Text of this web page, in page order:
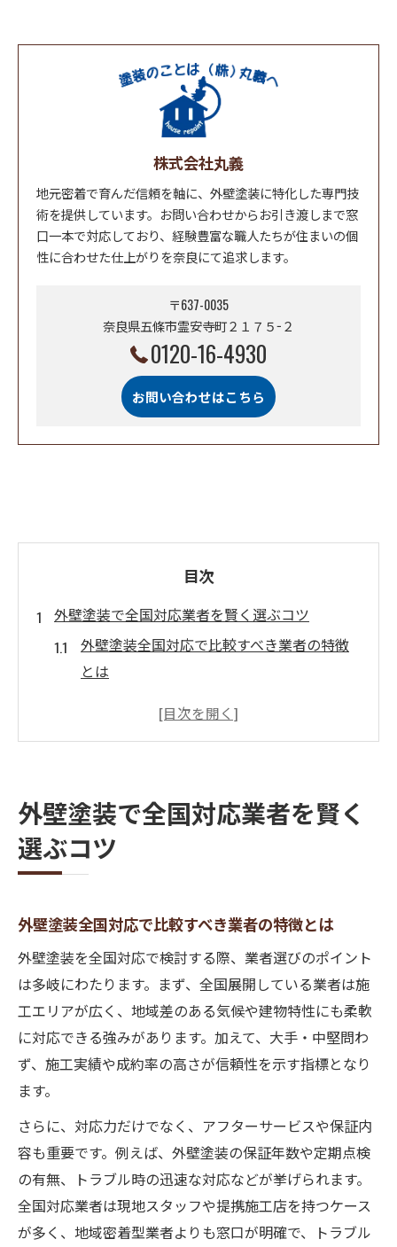
株式会社丸義
地元密着で育んだ信頼を軸に、外壁塗装に特化した専門技
術を提供しています。お問い合わせからお引き渡しまで窓
口一本で対応しており、経験豊富な職人たちが住まいの個
性に合わせた仕上がりを奈良にて追求します。
〒637-0035
奈良県五條市霊安寺町２１７５−２
0120-16-4930
お問い合わせはこちら
目次
外壁塗装で全国対応業者を賢く選ぶコツ
外壁塗装全国対応で比較すべき業者の特徴
とは
外壁塗装で信頼される全国対応の選び方ガ
外壁塗装の窓口を使った全国対応比較術
三大メーカー比較で見極める塗料の実力
外壁塗装三大メーカーの強みと特徴を解説
外壁塗装最大手メーカー選びの注意点
外壁塗装で失敗しない塗料性能の比較方法
三大メーカー外壁塗装の実力と選定基準
人気ポータルサイト活用の外壁塗装成功術
外壁塗装ポータルサイトランキングの使い
外壁塗装でヌリカエ評判を比較する理由
口コミ重視で選ぶ外壁塗装ポータルの活用
法
外壁塗装成約率アップのためのサイト選び
外壁塗装業者一覧から探す成功のポイント
外壁塗装で全国対応業者を賢く
選ぶコツ
外壁塗装全国対応で比較すべき業者の特徴とは
外壁塗装を全国対応で検討する際、業者選びのポイント
は多岐にわたります。まず、全国展開している業者は施
工エリアが広く、地域差のある気候や建物特性にも柔軟
に対応できる強みがあります。加えて、大手・中堅問わ
ず、施工実績や成約率の高さが信頼性を示す指標となり
ます。
さらに、対応力だけでなく、アフターサービスや保証内
容も重要です。例えば、外壁塗装の保証年数や定期点検
の有無、トラブル時の迅速な対応などが挙げられます。
全国対応業者は現地スタッフや提携施工店を持つケース
が多く、地域密着型業者よりも窓口が明確で、トラブル